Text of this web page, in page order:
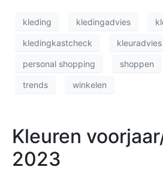
kleding kledingadvies
kledingkastcheck kleuradvies
personal shopping shoppen
trends winkelen
Kleuren
2023